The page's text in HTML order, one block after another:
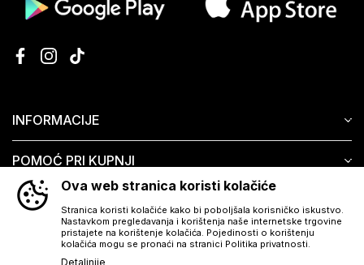
INFORMACIJE
POMOĆ PRI KUPNJI
KORISNIČKI SERVIS
Ova web stranica koristi kolačiće
Stranica koristi kolačiće kako bi poboljšala korisničko iskustvo.
Nastavkom pregledavanja i korištenja naše internetske trgovine
pristajete na korištenje kolačića. Pojedinosti o korištenju
kolačića mogu se pronaći na stranici Politika privatnosti.
Detaljnije